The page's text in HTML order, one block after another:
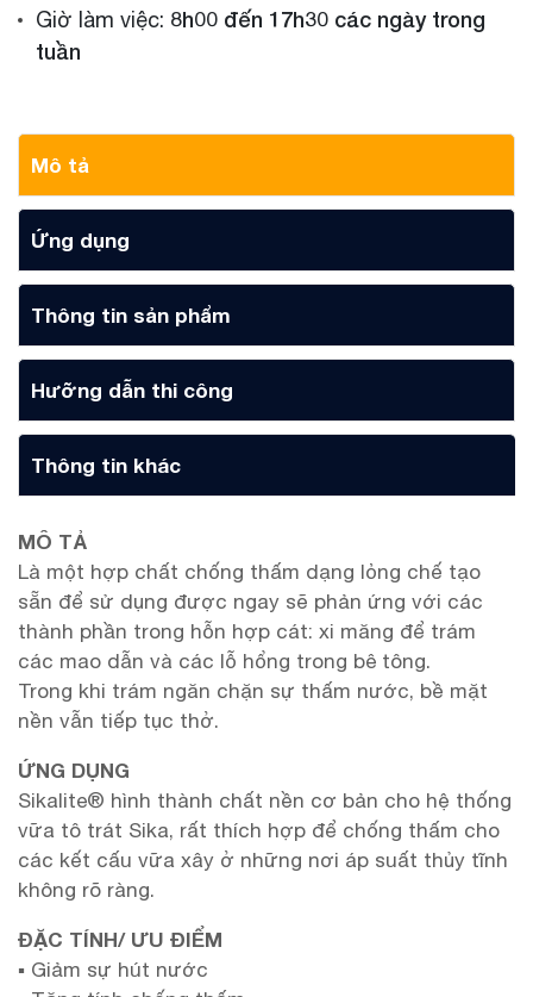
Giờ làm việc: 8h00 đến 17h30 các ngày trong
tuần
Mô tả
Ứng dụng
Thông tin sản phẩm
Hưỡng dẫn thi công
Thông tin khác
MÔ TẢ
Là một hợp chất chống thấm dạng lỏng chế tạo
sẵn để sử dụng được ngay sẽ phản ứng với các
thành phần trong hỗn hợp cát: xi măng để trám
các mao dẫn và các lỗ hổng trong bê tông.
Trong khi trám ngăn chặn sự thấm nước, bề mặt
nền vẫn tiếp tục thở.
ỨNG DỤNG
Sikalite® hình thành chất nền cơ bản cho hệ thống
vữa tô trát Sika, rất thích hợp để chống thấm cho
các kết cấu vữa xây ở những nơi áp suất thủy tĩnh
không rõ ràng.
ĐẶC TÍNH/ ƯU ĐIỂM
▪ Giảm sự hút nước